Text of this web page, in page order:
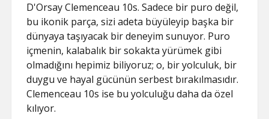
D'Orsay Clemenceau 10s. Sadece bir puro değil,
bu ikonik parça, sizi adeta büyüleyip başka bir
dünyaya taşıyacak bir deneyim sunuyor. Puro
içmenin, kalabalık bir sokakta yürümek gibi
olmadığını hepimiz biliyoruz; o, bir yolculuk, bir
duygu ve hayal gücünün serbest bırakılmasıdır.
Clemenceau 10s ise bu yolculuğu daha da özel
kılıyor.